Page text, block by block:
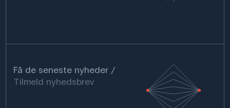
Få de seneste nyheder
Tilmeld nyhedsbrev